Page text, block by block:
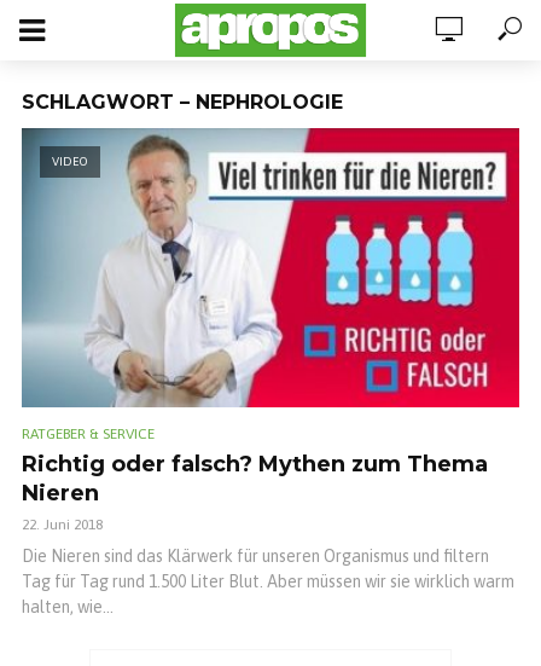
SCHLAGWORT – NEPHROLOGIE
VIDEO
RATGEBER & SERVICE
Richtig oder falsch? Mythen zum Thema
Nieren
22. Juni 2018
Die Nieren sind das Klärwerk für unseren Organismus und filtern
Tag für Tag rund 1.500 Liter Blut. Aber müssen wir sie wirklich warm
halten, wie...